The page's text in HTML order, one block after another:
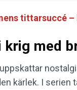
tittarsuccé
krig med
kärlek. I serien